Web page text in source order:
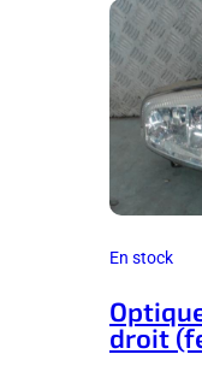
En stock
droit